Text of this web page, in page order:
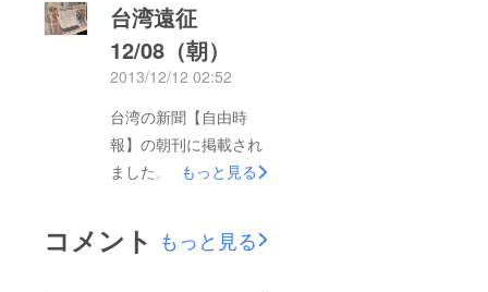
サーがたくさん！豪華
なステージに！もちろ
ん・・・みんなで「ば
なーな！な！な！」の
大合唱♪
台湾遠征
12/08（朝）
2013/12/12 02:52
台湾の新聞【自由時
報】の朝刊に掲載され
ました。
もっと見る
コメント もっと見る